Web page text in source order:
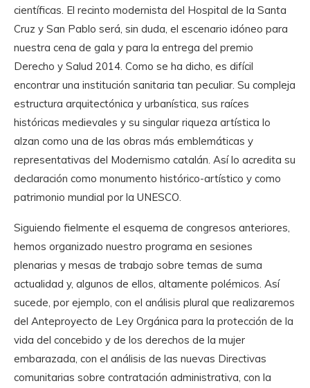
científicas. El recinto modernista del Hospital de la Santa
Cruz y San Pablo será, sin duda, el escenario idóneo para
nuestra cena de gala y para la entrega del premio
Derecho y Salud 2014. Como se ha dicho, es difícil
encontrar una institución sanitaria tan peculiar. Su compleja
estructura arquitectónica y urbanística, sus raíces
históricas medievales y su singular riqueza artística lo
alzan como una de las obras más emblemáticas y
representativas del Modernismo catalán. Así lo acredita su
declaración como monumento histórico-artístico y como
patrimonio mundial por la UNESCO.
Siguiendo fielmente el esquema de congresos anteriores,
hemos organizado nuestro programa en sesiones
plenarias y mesas de trabajo sobre temas de suma
actualidad y, algunos de ellos, altamente polémicos. Así
sucede, por ejemplo, con el análisis plural que realizaremos
del Anteproyecto de Ley Orgánica para la protección de la
vida del concebido y de los derechos de la mujer
embarazada, con el análisis de las nuevas Directivas
comunitarias sobre contratación administrativa, con la